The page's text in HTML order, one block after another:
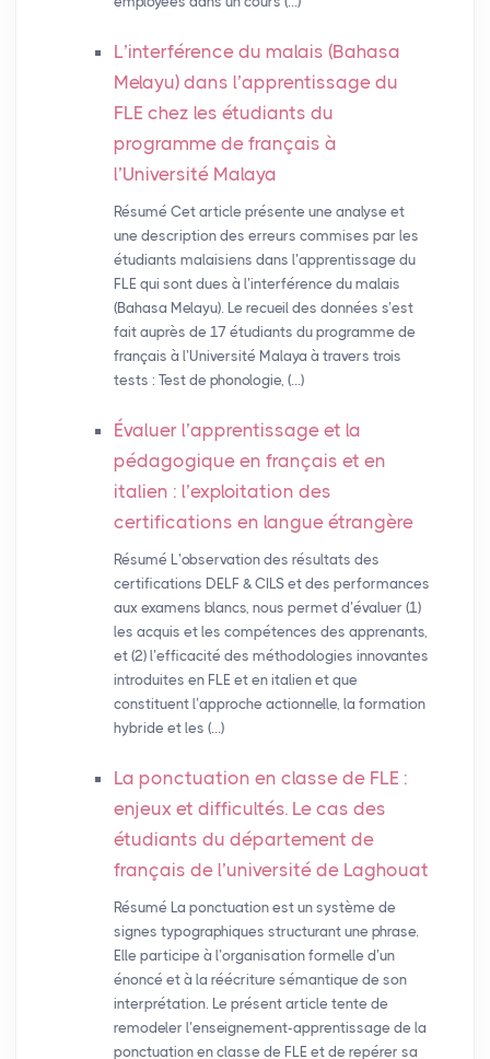
L’interférence du malais (Bahasa
Melayu) dans l’apprentissage du
FLE chez les étudiants du
programme de français à
l’Université Malaya
Résumé Cet article présente une analyse et
une description des erreurs commises par les
étudiants malaisiens dans l’apprentissage du
FLE qui sont dues à l’interférence du malais
(Bahasa Melayu). Le recueil des données s’est
fait auprès de 17 étudiants du programme de
français à l’Université Malaya à travers trois
tests : Test de phonologie, (…)
Évaluer l’apprentissage et la
pédagogique en français et en
italien : l’exploitation des
certifications en langue étrangère
Résumé L’observation des résultats des
certifications DELF & CILS et des performances
aux examens blancs, nous permet d’évaluer (1)
les acquis et les compétences des apprenants,
et (2) l’efficacité des méthodologies innovantes
introduites en FLE et en italien et que
constituent l’approche actionnelle, la formation
hybride et les (…)
La ponctuation en classe de FLE :
enjeux et difficultés. Le cas des
étudiants du département de
français de l’université de Laghouat
Résumé La ponctuation est un système de
signes typographiques structurant une phrase.
Elle participe à l’organisation formelle d’un
énoncé et à la réécriture sémantique de son
interprétation. Le présent article tente de
remodeler l’enseignement-apprentissage de la
ponctuation en classe de FLE et de repérer sa